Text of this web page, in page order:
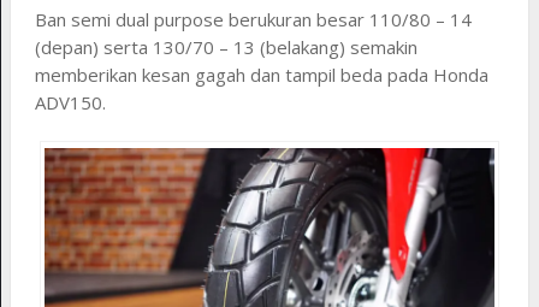
Ban semi dual purpose berukuran besar 110/80 – 14
(depan) serta 130/70 – 13 (belakang) semakin
memberikan kesan gagah dan tampil beda pada Honda
ADV150.